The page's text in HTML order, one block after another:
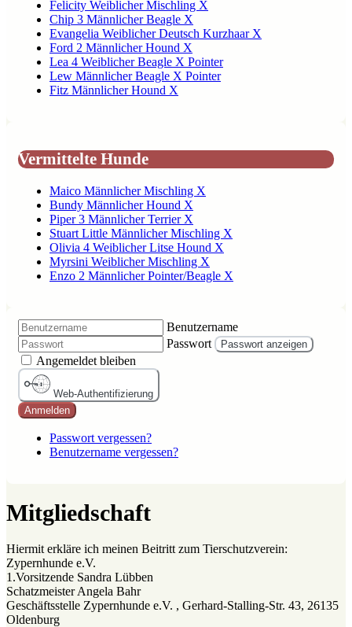
Felicity Weiblicher Mischling X
Chip 3 Männlicher Beagle X
Evangelia Weiblicher Deutsch Kurzhaar X
Ford 2 Männlicher Hound X
Lea 4 Weiblicher Beagle X Pointer
Lew Männlicher Beagle X Pointer
Fitz Männlicher Hound X
Vermittelte Hunde
Maico Männlicher Mischling X
Bundy Männlicher Hound X
Piper 3 Männlicher Terrier X
Stuart Little Männlicher Mischling X
Olivia 4 Weiblicher Litse Hound X
Myrsini Weiblicher Mischling X
Enzo 2 Männlicher Pointer/Beagle X
Benutzername
Passwort
Passwort anzeigen
Angemeldet bleiben
Web-Authentifizierung
Anmelden
Passwort vergessen?
Benutzername vergessen?
Mitgliedschaft
Hiermit erkläre ich meinen Beitritt zum Tierschutzverein:
Zypernhunde e.V.
1.Vorsitzende Sandra Lübben
Schatzmeister Angela Bahr
Geschäftsstelle Zypernhunde e.V. , Gerhard-Stalling-Str. 43, 26135
Oldenburg